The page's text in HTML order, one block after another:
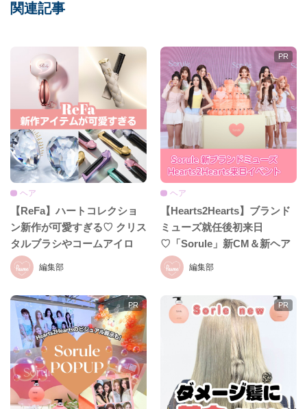
関連記事
編集部
ヘア
【ReFa】ハートコレクショ
ン新作が可愛すぎる♡ クリス
タルブラシやコームアイロ
ン、ハートドライヤーまで新
アイテムが続々登場！
編集部
ヘア
【Hearts2Hearts】ブランド
ミューズ就任後初来日
♡「Sorule」新CM＆新ヘア
ケアライン発表イベント